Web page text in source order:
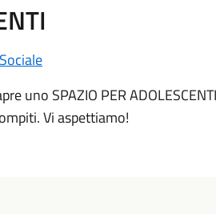
Sociale
uno SPAZIO PER
Vi aspettiamo!